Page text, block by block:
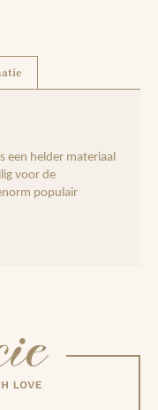
een helder materiaal
voor de
populair